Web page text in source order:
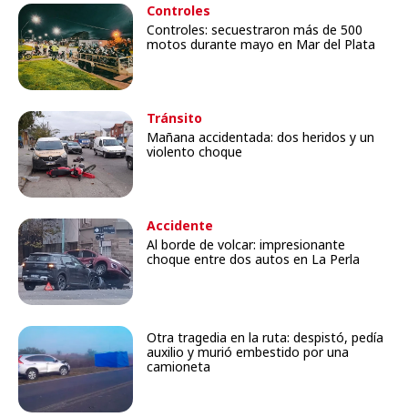
Controles
Controles: secuestraron más de 500
motos durante mayo en Mar del Plata
Tránsito
Mañana accidentada: dos heridos y un
violento choque
Accidente
Al borde de volcar: impresionante
choque entre dos autos en La Perla
Otra tragedia en la ruta: despistó, pedía
auxilio y murió embestido por una
camioneta